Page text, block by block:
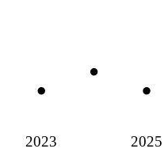
2023 2025